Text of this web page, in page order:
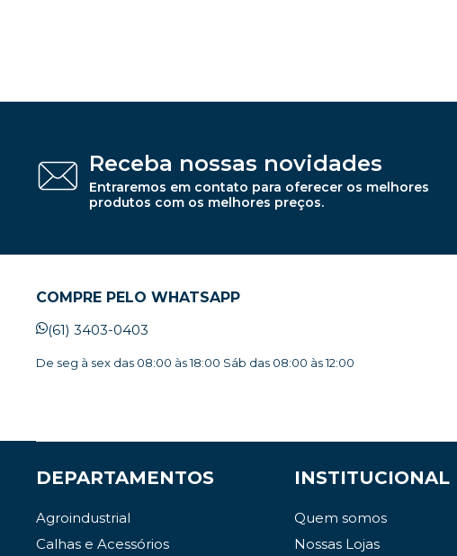
Receba nossas novidades
Entraremos em contato para oferecer os melhores
produtos com os melhores preços.
COMPRE PELO WHATSAPP
(61) 3403-0403
De seg à sex das 08:00 às 18:00 Sáb das 08:00 às 12:00
DEPARTAMENTOS
Agroindustrial
Calhas e Acessórios
INSTITUCIONAL
Quem somos
Nossas Lojas